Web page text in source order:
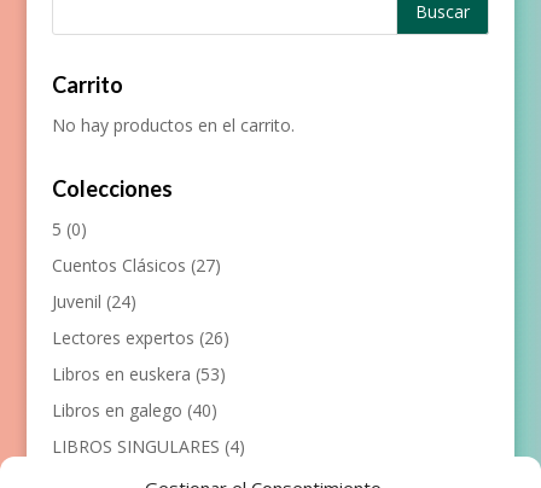
Carrito
No hay productos en el carrito.
Colecciones
5 (0)
Cuentos Clásicos (27)
Juvenil (24)
Lectores expertos (26)
Libros en euskera (53)
Libros en galego (40)
LIBROS SINGULARES (4)
Llibres en català (117)